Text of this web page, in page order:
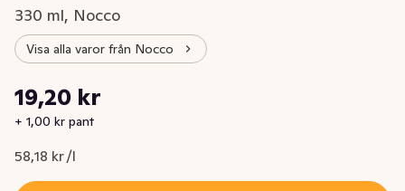
330 ml, Nocco
Visa alla varor från Nocco
Nuvarande pris är: 19,20 kr
19,20 kr
+ 1,00 kr pant
58,18 kr /l
Styckpris: 58,18 kr /l